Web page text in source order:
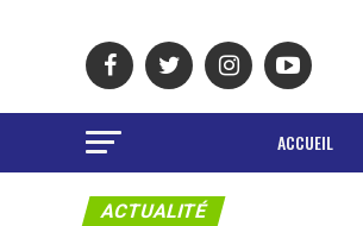
ACCUEIL
ACTUALITÉ